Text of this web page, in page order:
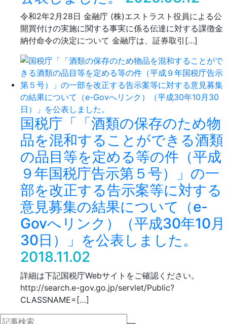
令和2年2月28日 金融庁 (株)エストラスト役員による公
開買付けの実施に関する事実に係る伝達に対する課徴金
納付命令の決定について 金融庁は、証券取引[…]
国税庁「「酒類の保存のため物
品を混和することができる酒類
の品目等を定める等の件（平成
９年国税庁告示第５号）」の一
部を改正する告示案等に対する
意見募集の結果について（e-
Govへリンク）（平成30年10月
30日）」を公表しました。
2018.11.02
詳細は下記国税庁Webサイトをご確認ください。
http://search.e-gov.go.jp/servlet/Public?
CLASSNAME=[…]